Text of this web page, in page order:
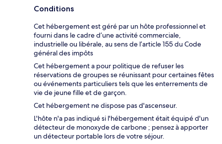
Conditions
Cet hébergement est géré par un hôte professionnel et
fourni dans le cadre d’une activité commerciale,
industrielle ou libérale, au sens de l’article 155 du Code
général des impôts
Cet hébergement a pour politique de refuser les
réservations de groupes se réunissant pour certaines fêtes
ou événements particuliers tels que les enterrements de
vie de jeune fille et de garçon.
Cet hébergement ne dispose pas d'ascenseur.
L'hôte n'a pas indiqué si l'hébergement était équipé d'un
détecteur de monoxyde de carbone ; pensez à apporter
un détecteur portable lors de votre séjour.